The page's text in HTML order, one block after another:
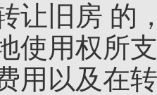
让旧房 的
使用权所
用以及在